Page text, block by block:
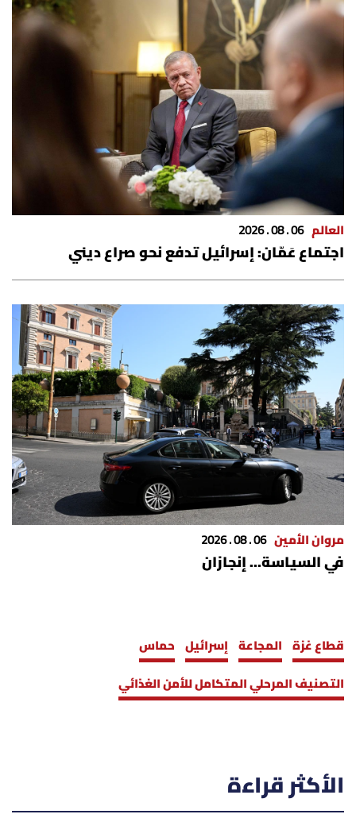
العالم 06 . 08 . 2026
اجتماع عَمّان: إسرائيل تدفع نحو صراع ديني
مروان الأمين 06 . 08 . 2026
في السياسة... إنجازان
قطاع غزة المجاعة إسرائيل حماس
التصنيف المرحلي المتكامل للأمن الغذائي
الأكثر قراءة